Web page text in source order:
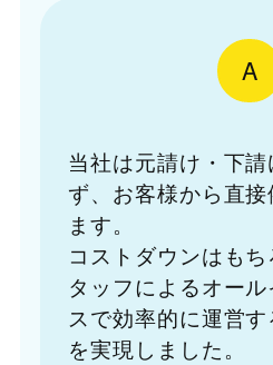
A
当社は元請け・下
ず、お客様から直
ます。
コストダウンはもち
タッフによるオー
スで効率的に運営
を実現しました。